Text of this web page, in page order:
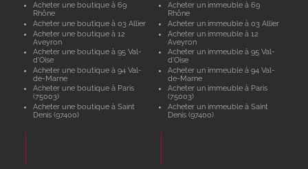
Acheter une boutique à 69
Rhône
Acheter une boutique à 03 Allier
Acheter une boutique à 12
Aveyron
Acheter une boutique à 95 Val-
d'Oise
Acheter une boutique à 94 Val-
de-Marne
Acheter une boutique à Paris
(75003)
Acheter une boutique à Saint
Denis (97400)
Acheter un immeuble à 69
Rhône
Acheter un immeuble à 03 Allier
Acheter un immeuble à 12
Aveyron
Acheter un immeuble à 95 Val-
d'Oise
Acheter un immeuble à 94 Val-
de-Marne
Acheter un immeuble à Paris
(75003)
Acheter un immeuble à Saint
Denis (97400)